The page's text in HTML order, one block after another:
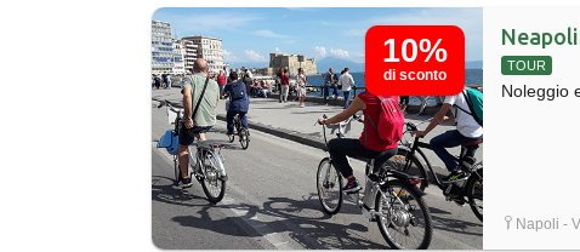
10%
di sconto
TOUR
Noleggio
Napoli -